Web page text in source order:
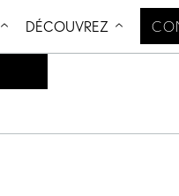
DÉCOUVREZ